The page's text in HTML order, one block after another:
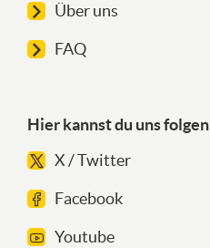
Über uns
FAQ
Hier kannst du uns folgen
X / Twitter
Facebook
Youtube